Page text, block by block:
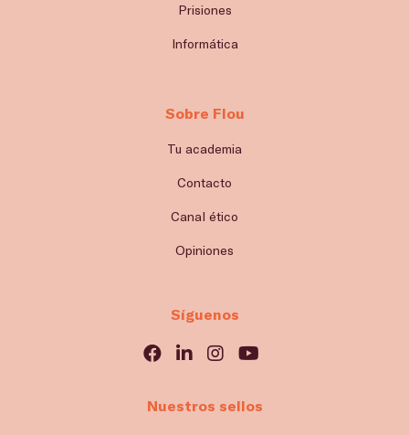
Prisiones
Informática
Sobre Flou
Tu academia
Contacto
Canal ético
Opiniones
Síguenos
Nuestros sellos